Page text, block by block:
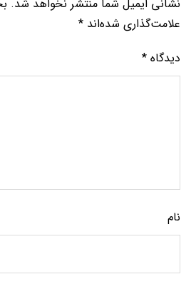
نشانی ایمیل شما منتشر نخواهد شد.
علامت‌گذاری شده‌اند*
دیدگاه*
نام